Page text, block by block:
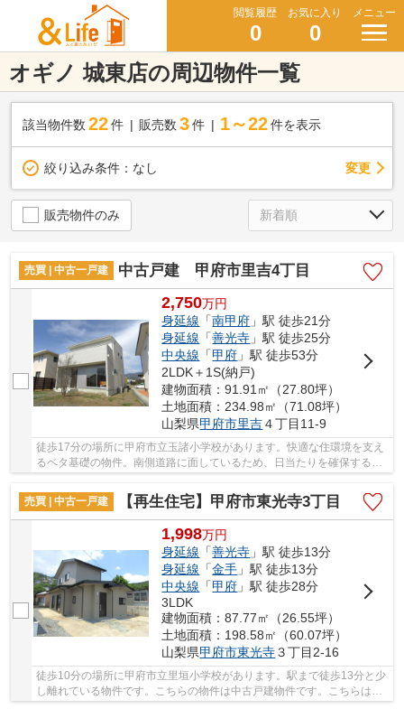
閲覧履歴
0
お気に入り
0
メニュー
オギノ 城東店の周辺物件一覧
該当物件数 22件 販売数 3 件 1～22 件を表示
絞り込み条件： なし 変更
販売物件のみ
売買 | 中古一戸建 中古戸建 甲府市里吉4丁目
2,750万円
身延線 「南甲府 」駅 徒歩21分
身延線 「善光寺 」駅 徒歩25分
中央線 「甲府 」駅 徒歩53分
2LDK＋1S(納戸)
建物面積：91.91㎡（27.80坪）
土地面積：234.98㎡（71.08坪）
山梨県甲府市里吉４丁目11-9
徒歩17分の場所に甲府市立玉諸小学校があります。快適な住環境を支え
るベタ基礎の物件。南側道路に面しているため、日当たりを確保する事
売買 | 中古一戸建
【再生住宅】甲府市東光寺3丁目
1,998万円
身延線 「善光寺 」駅 徒歩13分
身延線 「金手 」駅 徒歩13分
中央線 「甲府 」駅 徒歩28分
3LDK
建物面積：87.77㎡（26.55坪）
土地面積：198.58㎡（60.07坪）
山梨県甲府市東光寺３丁目2-16
徒歩10分の場所に甲府市立里垣小学校があります。駅まで徒歩13分と少
し離れている物件です。こちらの物件は中古戸建物件です。こちらは耐